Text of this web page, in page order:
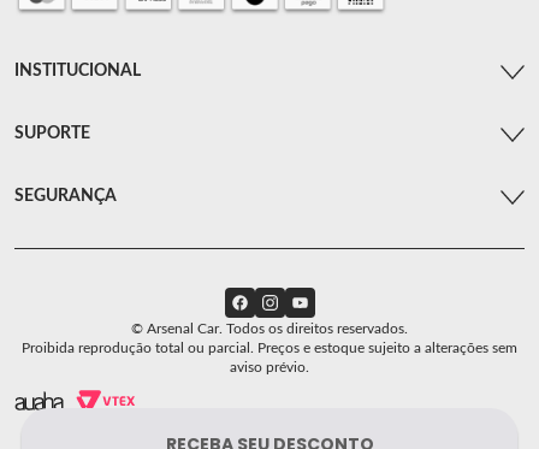
INSTITUCIONAL
SUPORTE
SEGURANÇA
© Arsenal Car. Todos os direitos reservados.
Proibida reprodução total ou parcial. Preços e estoque sujeito a alterações sem
aviso prévio.